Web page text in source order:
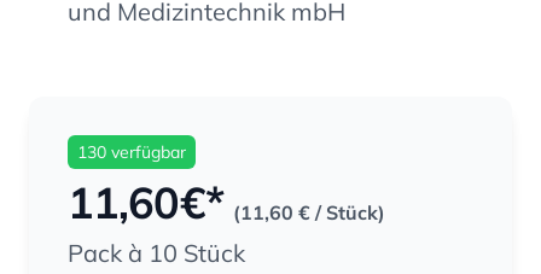
und Medizintechnik mbH
130 verfügbar
11,60€* (11,60 € / Stück)
Pack à 10 Stück